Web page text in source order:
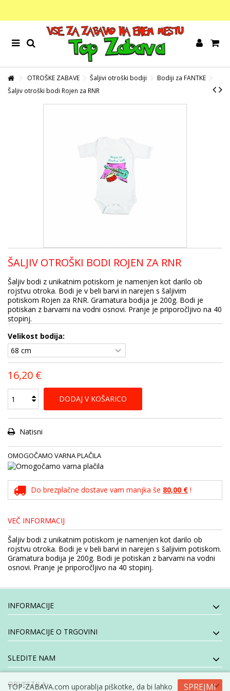
OTROŠKE ZABAVE Šaljivi otroški bodiji
Bodiji za FANTKE
Šaljiv otroški bodi Rojen za RNR
ŠALJIV OTROŠKI BODI ROJEN ZA RNR
Šaljiv bodi z unikatnim potiskom je namenjen kot darilo ob
rojstvu otroka. Bodi je v beli barvi in narejen s šaljivim
potiskom Rojen za RNR. Gramatura bodija je 200g. Bodi je
potiskan z barvami na vodni osnovi. Pranje je priporočljivo na 40
stopinj.
Velikost bodija:
16,20 €
DODAJ V KOŠARICO
Natisni
OMOGOČAMO VARNA PLAČILA
Do brezplačne dostave vam manjka še 80,00 € !
VEČ INFORMACIJ
Šaljiv bodi z unikatnim potiskom je namenjen kot darilo ob
rojstvu otroka. Bodi je v beli barvi in narejen s šaljivim potiskom.
Gramatura bodija je 200g. Bodi je potiskan z barvami na vodni
osnovi. Pranje je priporočljivo na 40 stopinj.
INFORMACIJE
INFORMACIJE O TRGOVINI
SLEDITE NAM
OBVESTILA: SPREJMI
TOP-ZABAVA.com uporablja piškotke, da bi lahko